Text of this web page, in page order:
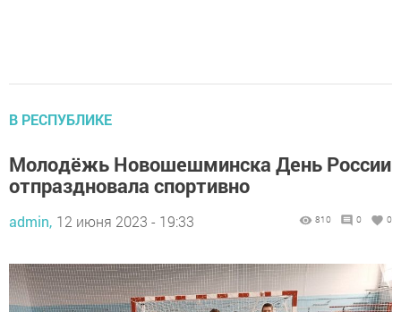
В РЕСПУБЛИКЕ
Молодёжь Новошешминска День России
отпраздновала спортивно
admin, 12 июня 2023 - 19:33 810 0 0